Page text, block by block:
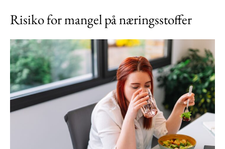
Risiko for mangel på næringsstoffer